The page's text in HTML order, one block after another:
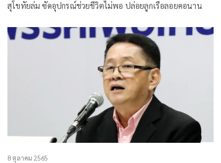
สุโขทัยล่ม ซัดอุปกรณ์ช่วยชีวิตไม่พอ ปล่อยลูกเรือลอยคอนาน
8 ตุลาคม 2565